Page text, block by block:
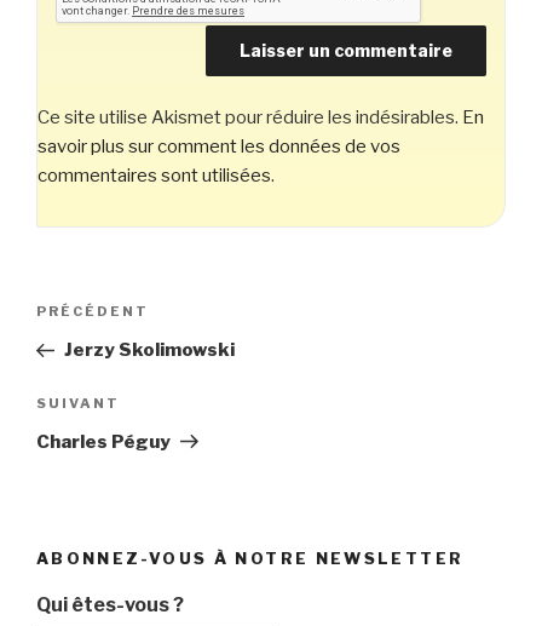
Ce site utilise Akismet pour réduire les indésirables. En
savoir plus sur comment les données de vos
commentaires sont utilisées.
Navigation
l’article
Article
précédent
PRÉCÉDENT
Jerzy Skolimowski
Article
suivant
SUIVANT
Charles Péguy
ABONNEZ-VOUS À NOTRE NEWSLETTER
Qui êtes-vous ?